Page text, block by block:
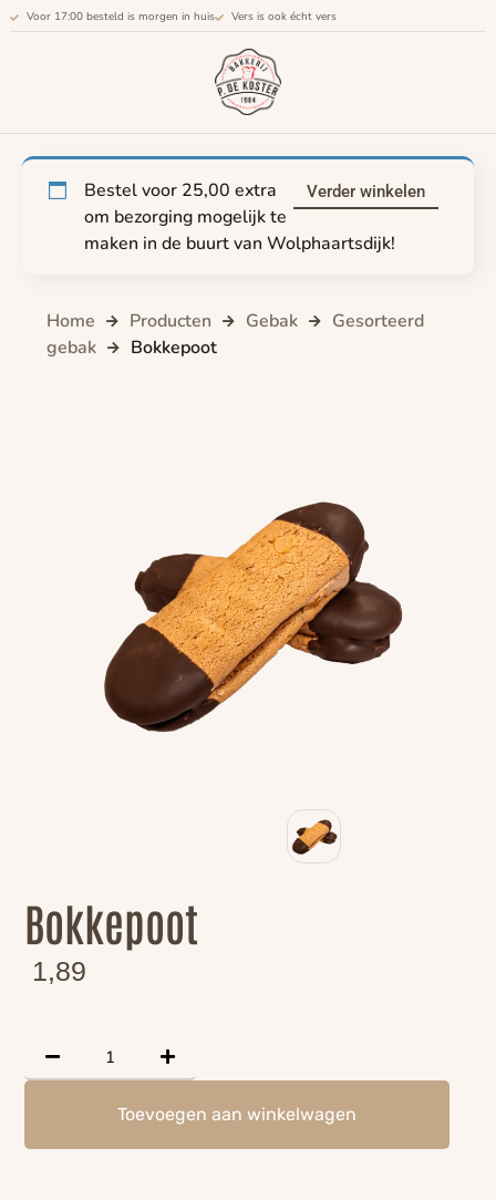
Voor 17:00 besteld is morgen in huis Vers is ook écht vers
Verder winkelen
Bestel voor 25,00 extra
om bezorging mogelijk te
maken in de buurt van Wolphaartsdijk!
Home Producten Gebak
Gesorteerd
gebak
Bokkepoot
Bokkepoot
1,89
Toevoegen aan winkelwagen